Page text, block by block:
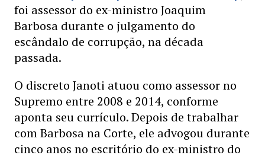
foi assessor do ex-ministro Joaquim
Barbosa durante o julgamento do
escândalo de corrupção, na década
passada.
O discreto Janoti atuou como assessor no
Supremo entre 2008 e 2014, conforme
aponta seu currículo. Depois de trabalhar
com Barbosa na Corte, ele advogou durante
cinco anos no escritório do ex-ministro do